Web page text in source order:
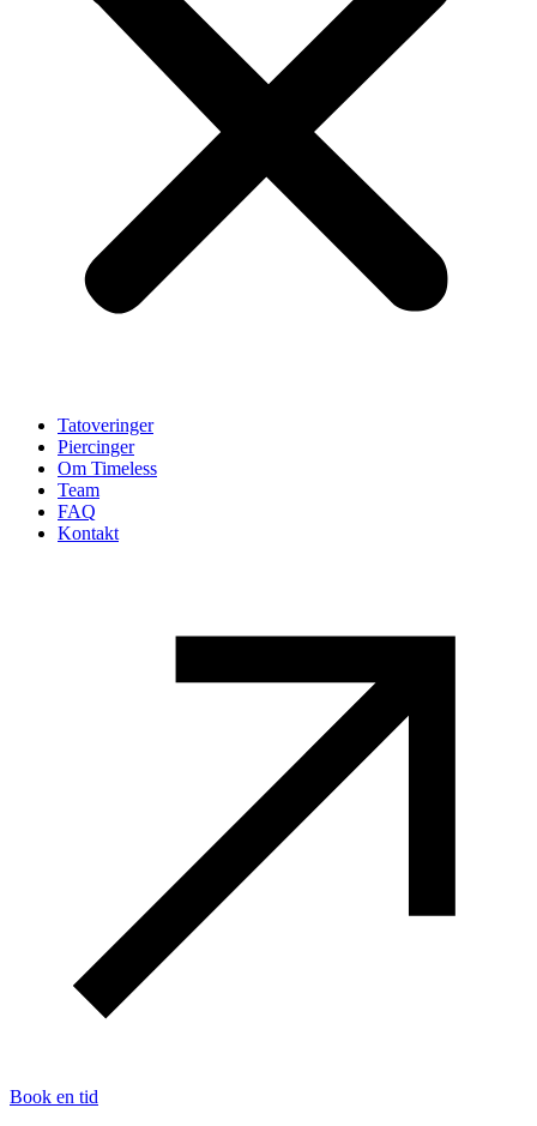
Tatoveringer
Piercinger
Om Timeless
Team
FAQ
Kontakt
Book en tid